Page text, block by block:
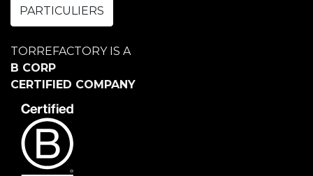
PARTICULIERS
TORREFACTORY IS A
B CORP
CERTIFIED COMPANY